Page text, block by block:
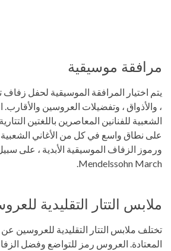
مرافقة موسيقية
يتم اختيار المرافقة الموسيقية لحفل
، والأذواق ، وتفضيلات العروسين والأقارب.
الشعبية للفنانين المعاصرين باللغتين
على نطاق واسع في كل من الأغاني الشعبية
ورموز الزفاف الموسيقية الأبدية ، على
Mendelssohn March.
ملابس التتار التقليدية
تختلف ملابس التتار التقليدية للعروسين عن
المعتادة. العروس رمز للتواضع وفضل